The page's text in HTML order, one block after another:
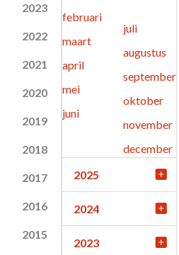
2023
2022
2021
2020
2019
2018
2017
2016
2015
februari
maart
april
mei
juni
juli
augustus
september
oktober
november
december
2025
2024
2023